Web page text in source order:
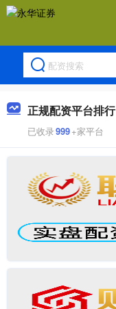
正规配资平台排行
已收录999+家平台